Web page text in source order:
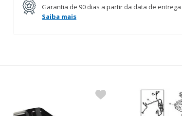
Garantia de 90 dias a partir da data de
Saiba mais